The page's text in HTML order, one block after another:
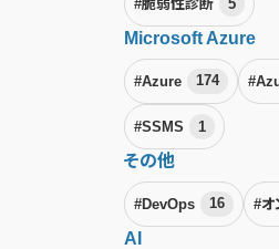
#脆弱性診断 5
Microsoft Azure
#Azure 174
#SSMS 1
その他
#DevOps 16 #オ
AI